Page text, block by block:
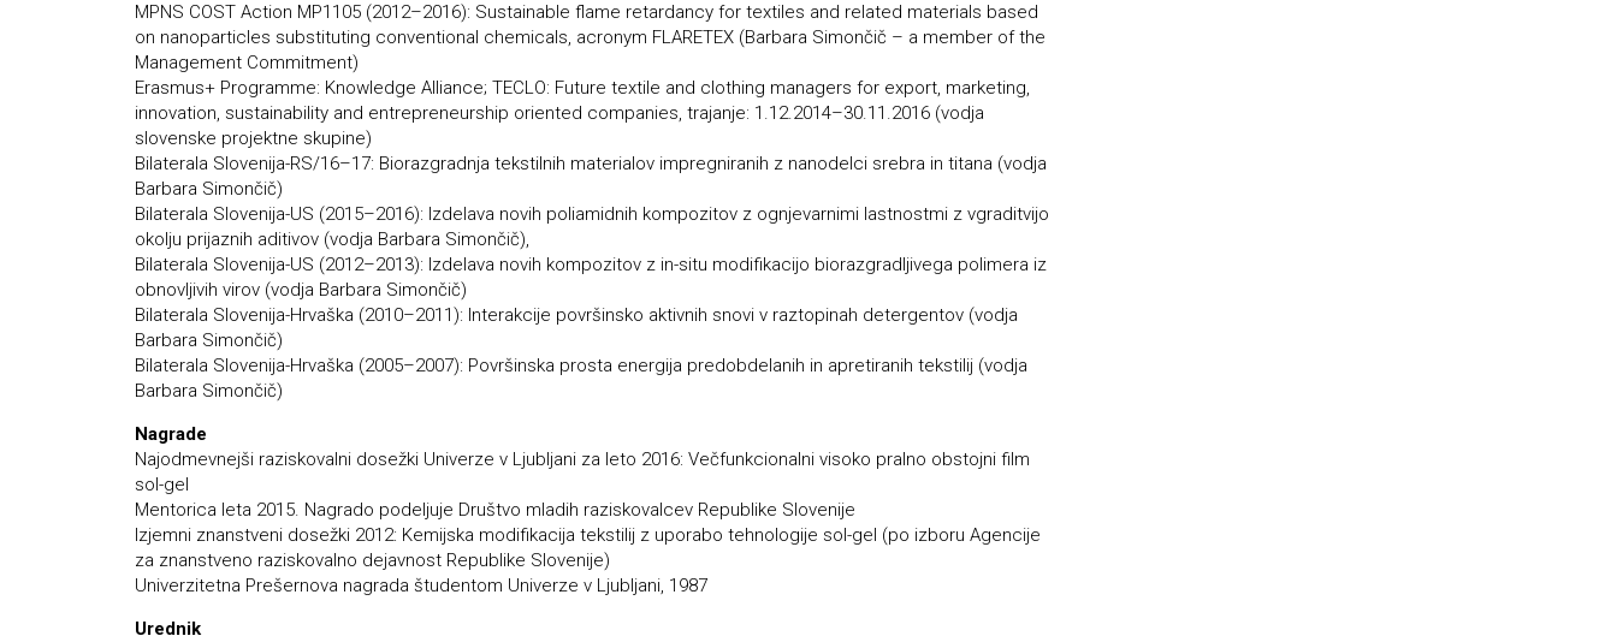
MPNS COST Action MP1105 (2012–2016): Sustainable flame retardancy for textiles and related materials based
on nanoparticles substituting conventional chemicals, acronym FLARETEX (Barbara Simončič – a member of the
Management Commitment)
Erasmus+ Programme: Knowledge Alliance; TECLO: Future textile and clothing managers for export, marketing,
innovation, sustainability and entrepreneurship oriented companies, trajanje: 1.12.2014–30.11.2016 (vodja
slovenske projektne skupine)
Bilaterala Slovenija-RS/16–17: Biorazgradnja tekstilnih materialov impregniranih z nanodelci srebra in titana (vodja
Barbara Simončič)
Bilaterala Slovenija-US (2015–2016): Izdelava novih poliamidnih kompozitov z ognjevarnimi lastnostmi z vgraditvijo
okolju prijaznih aditivov (vodja Barbara Simončič),
Bilaterala Slovenija-US (2012–2013): Izdelava novih kompozitov z in-situ modifikacijo biorazgradljivega polimera iz
obnovljivih virov (vodja Barbara Simončič)
Bilaterala Slovenija-Hrvaška (2010–2011): Interakcije površinsko aktivnih snovi v raztopinah detergentov (vodja
Barbara Simončič)
Bilaterala Slovenija-Hrvaška (2005–2007): Površinska prosta energija predobdelanih in apretiranih tekstilij (vodja
Barbara Simončič)
Nagrade
Najodmevnejši raziskovalni dosežki Univerze v Ljubljani za leto 2016: Večfunkcionalni visoko pralno obstojni film
sol-gel
Mentorica leta 2015. Nagrado podeljuje Društvo mladih raziskovalcev Republike Slovenije
Izjemni znanstveni dosežki 2012: Kemijska modifikacija tekstilij z uporabo tehnologije sol-gel (po izboru Agencije
za znanstveno raziskovalno dejavnost Republike Slovenije)
Univerzitetna Prešernova nagrada študentom Univerze v Ljubljani, 1987
Urednik